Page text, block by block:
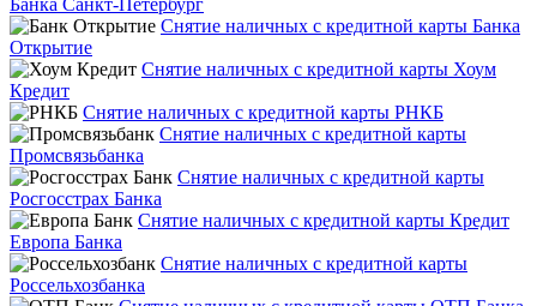
Банка Санкт-Петербург
Снятие наличных с кредитной карты Банка
Открытие
Снятие наличных с кредитной карты Хоум
Кредит
Снятие наличных с кредитной карты РНКБ
Снятие наличных с кредитной карты
Промсвязьбанка
Снятие наличных с кредитной карты
Росгосстрах Банка
Снятие наличных с кредитной карты Кредит
Европа Банка
Снятие наличных с кредитной карты
Россельхозбанка